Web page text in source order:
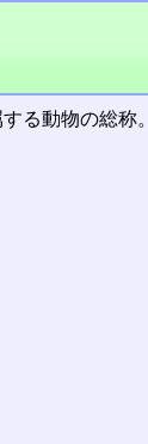
る動物の総称。